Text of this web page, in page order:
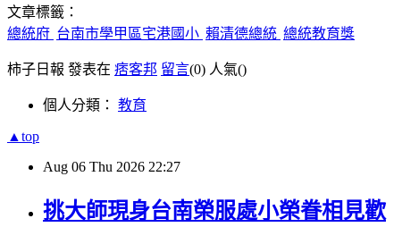
文章標籤：
總統府 台南市學甲區宅港國小 賴清德總統 總統教育獎
柿子日報 發表在 痞客邦 留言(0) 人氣()
個人分類： 教育
▲top
Aug 06 Thu 2026 22:27
挑大師現身台南榮服處小榮眷相見歡